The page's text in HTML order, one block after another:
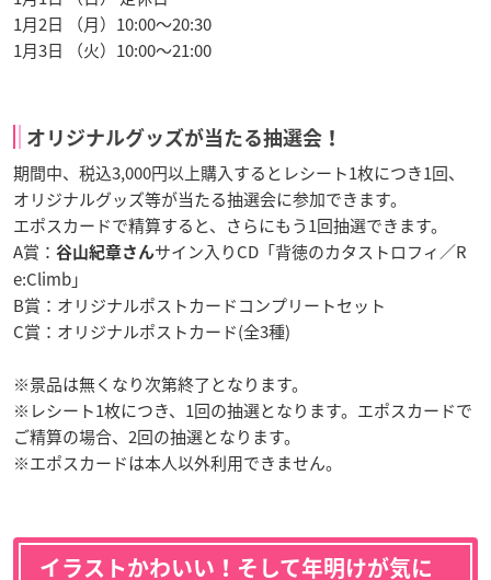
1月2日 （月）10:00～20:30
1月3日 （火）10:00～21:00
オリジナルグッズが当たる抽選会！
期間中、税込3,000円以上購入するとレシート1枚につき1回、
オリジナルグッズ等が当たる抽選会に参加できます。
エポスカードで精算すると、さらにもう1回抽選できます。
A賞： 谷山紀章さんサイン入りCD「背徳のカタストロフィ／R
e:Climb」
B賞：オリジナルポストカードコンプリートセット
C賞：オリジナルポストカード(全3種)
※景品は無くなり次第終了となります。
※レシート1枚につき、1回の抽選となります。エポスカードで
ご精算の場合、2回の抽選となります。
※エポスカードは本人以外利用できません。
イラストかわいい！そして年明けが気に